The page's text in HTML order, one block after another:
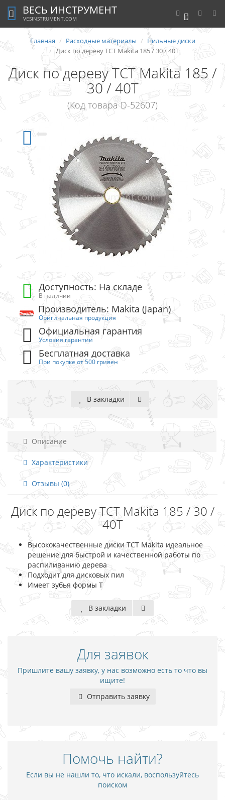
0
ВЕСЬ ИНСТРУМЕНТ
VESINSTRUMENT.COM
Главная Расходные материалы
Пильные диски
Диск по дереву ТСТ Makita 185 / 30 / 40T
Диск по дереву ТСТ Makita 185 /
30 / 40T
(Код товара D-52607)
Доступность: На складе
В наличии
Производитель: Makita (Japan)
Оригинальная продукция
Официальная гарантия
Условия гарантии
Бесплатная доставка
При покупке от 500 гривен
В закладки
Описание
Характеристики
Отзывы (0)
Диск по дереву ТСТ Makita 185 / 30 /
40T
Высококачественные диски ТСТ Makita идеальное
решение для быстрой и качественной работы по
распиливанию дерева
Подходит для дисковых пил
Имеет зубья формы Т
В закладки
Для заявок
Пришлите вашу заявку, у нас возможно есть то что вы
ищите!
Отправить заявку
Помочь найти?
Если вы не нашли то, что искали, воспользуйтесь
поиском